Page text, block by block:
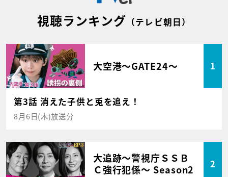
視聴ランキング （テレビ朝日）
大空港～GATE24～ 1
第3話 消えた子供と兎を追え！
8月6日(木)放送分
大追跡～警視庁ＳＳＢ
Ｃ強行犯係～ Season2
2